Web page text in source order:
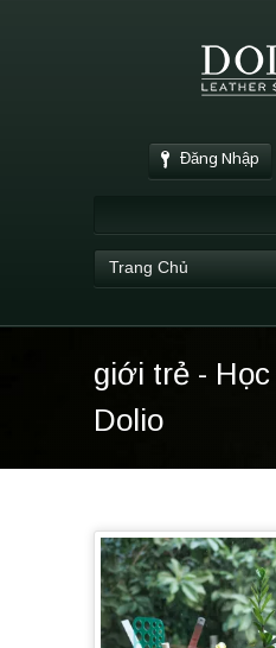
Đăng Nhập
Trang Chủ
giới trẻ -
Dolio